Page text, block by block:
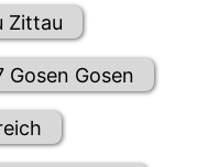
Zittau
Gosen Gosen